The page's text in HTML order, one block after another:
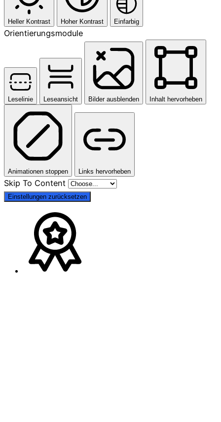
Heller Kontrast Hoher Kontrast Einfarbig
Orientierungsmodule
Leselinie Leseansicht Bilder ausblenden Inhalt hervorheben
Animationen stoppen Links hervorheben
Skip To Content
Einstellungen zurücksetzen